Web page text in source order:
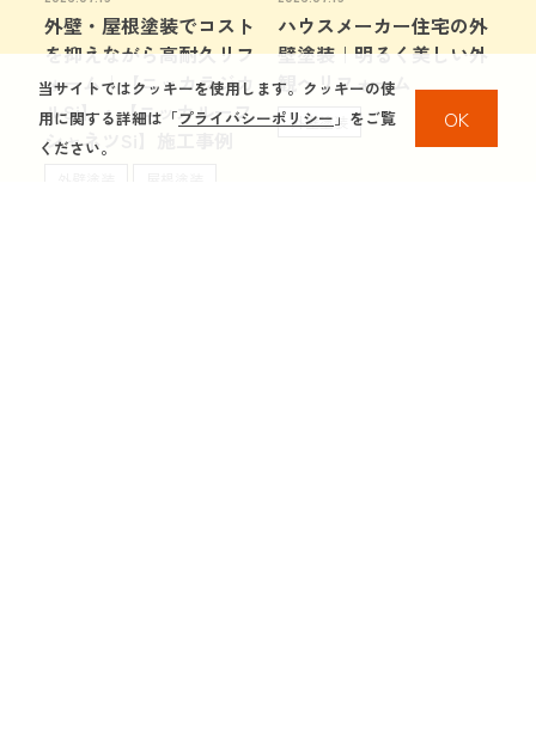
外壁・屋根塗装でコスト
を抑えながら高耐久リフ
ォーム｜【ニッカラジカ
ルSi】・【ニッカルーフ
シャネツSi】施工事例
ハウスメーカー住宅の外
壁塗装｜明るく美しい外
観へリフォーム
外壁塗装
当サイトではクッキーを使用します。クッキーの使
用に関する詳細は「プライバシーポリシー 」をご覧
ください。
OK